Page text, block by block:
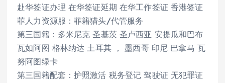
赴华签证办理 在华签证延期 在华工作签证 香港签证
菲人力资源服：菲籍猎头/代管服务
第三国籍：多米尼克 圣基茨 圣卢西亚 安提瓜和巴布
瓦如阿图 格林纳达 土耳其 ， 墨西哥 印尼 巴拿马 瓦
努阿图绿卡
第三国籍配套：护照激活 税务登记 驾驶证 无犯罪证